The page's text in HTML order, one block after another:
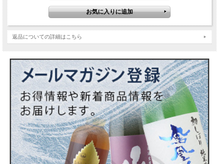
原材料…桃・桃ピューレ・日本酒（鳳凰美田 吟醸酒）・醸造アルコール
アルコール度数…5～6%
返品についての詳細はこちら